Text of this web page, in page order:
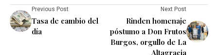
Previous Post
Tasa de cambio del
día
Next Post
Rinden homenaje
póstumo a Don Frutos
Burgos, orgullo de La
Altagracia